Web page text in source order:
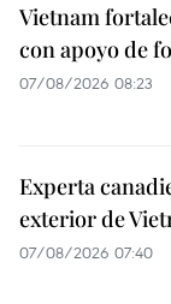
Vietnam
con apoyo de
07/08/2026 08:23
Experta
exterior de
07/08/2026 07:40